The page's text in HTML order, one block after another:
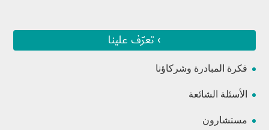
› تعرّف علينا
فكرة المبادرة وشركاؤنا
الأسئلة الشائعة
مستشارون